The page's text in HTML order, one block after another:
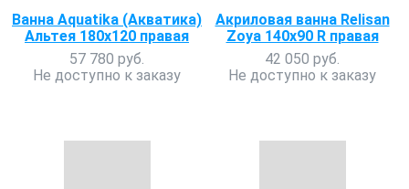
Ванна Aquatika (Акватика)
Альтея 180х120 правая
57 780 руб.
Не доступно к заказу
Акриловая ванна Relisan
Zoya 140x90 R правая
42 050 руб.
Не доступно к заказу